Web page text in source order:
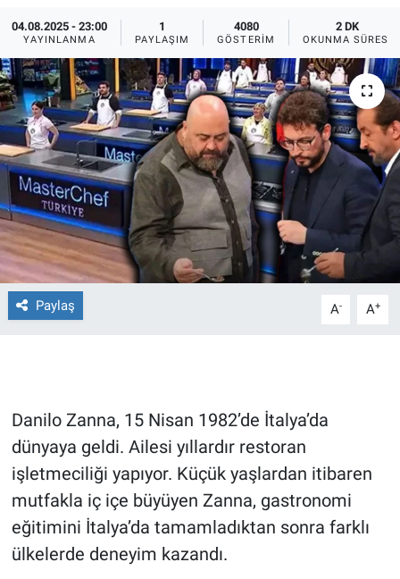
04.08.2025 - 23:00
YAYINLANMA
1
PAYLAŞIM
4080
GÖSTERIM
2 DK
OKUNMA SÜRESI
Paylaş A- A+
Danilo Zanna, 15 Nisan 1982’de İtalya’da
dünyaya geldi. Ailesi yıllardır restoran
işletmeciliği yapıyor. Küçük yaşlardan itibaren
mutfakla iç içe büyüyen Zanna, gastronomi
eğitimini İtalya’da tamamladıktan sonra farklı
ülkelerde deneyim kazandı.
Ekonomi
Forum
Gerçeğin İzinde
Gün Başlıyor
Gün Bitiyor
Gün Ortası
Haber
İlan
Kimdir
Koronavirüs